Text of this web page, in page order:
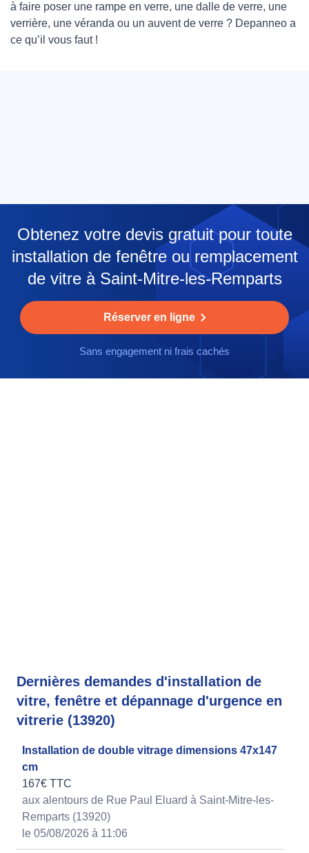
à faire poser une rampe en verre, une dalle de verre, une
verrière, une véranda ou un auvent de verre ? Depanneo a
ce qu’il vous faut !
Obtenez votre devis gratuit pour toute
installation de fenêtre ou remplacement
de vitre à Saint-Mitre-les-Remparts
Réserver en ligne
Sans engagement ni frais cachés
Dernières demandes d'installation de
vitre, fenêtre et dépannage d'urgence en
vitrerie (13920)
Installation de double vitrage dimensions 47x147
cm
167€ TTC
aux alentours de Rue Paul Eluard à Saint-Mitre-les-
Remparts (13920)
le 05/08/2026 à 11:06